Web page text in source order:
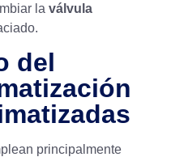
la válvula
del
principalmente